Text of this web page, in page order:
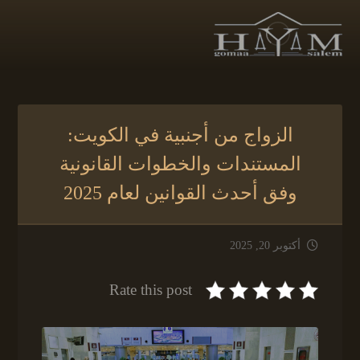
الزواج من أجنبية في الكويت:
المستندات والخطوات القانونية
وفق أحدث القوانين لعام 2025
أكتوبر 20, 2025
Rate this post